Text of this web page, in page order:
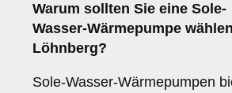
Warum sollten Sie eine Sole-
Wasser-Wärmepumpe
Löhnberg?
Sole-Wasser-Wärmepumpen